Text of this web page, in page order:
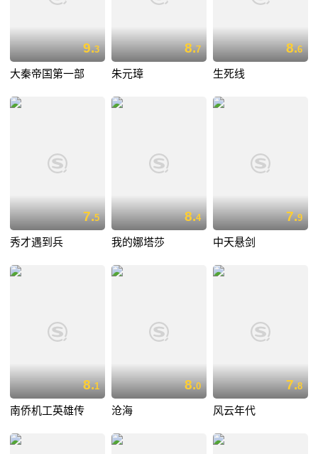
9.3
大秦帝国第一部
8.7
朱元璋
8.6
生死线
7.5
秀才遇到兵
8.4
我的娜塔莎
7.9
中天悬剑
8.1
南侨机工英雄传
8.0
沧海
7.8
风云年代